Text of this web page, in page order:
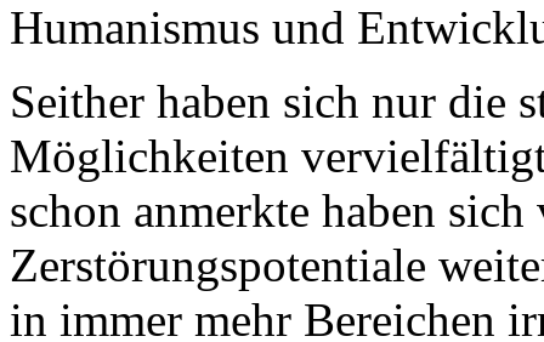
Humanismus und
Seither haben sich nur die
Möglichkeiten
schon anmerkte haben
Zerstörungspotentiale
in immer mehr Bereichen